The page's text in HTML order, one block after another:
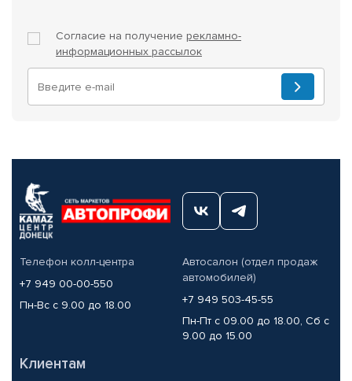
Согласие на получение рекламно-
информационных рассылок
Телефон колл-центра
+7 949 00-00-550
Пн-Вс с 9.00 до 18.00
Автосалон (отдел продаж
автомобилей)
+7 949 503-45-55
Пн-Пт с 09.00 до 18.00, Сб с
9.00 до 15.00
Клиентам